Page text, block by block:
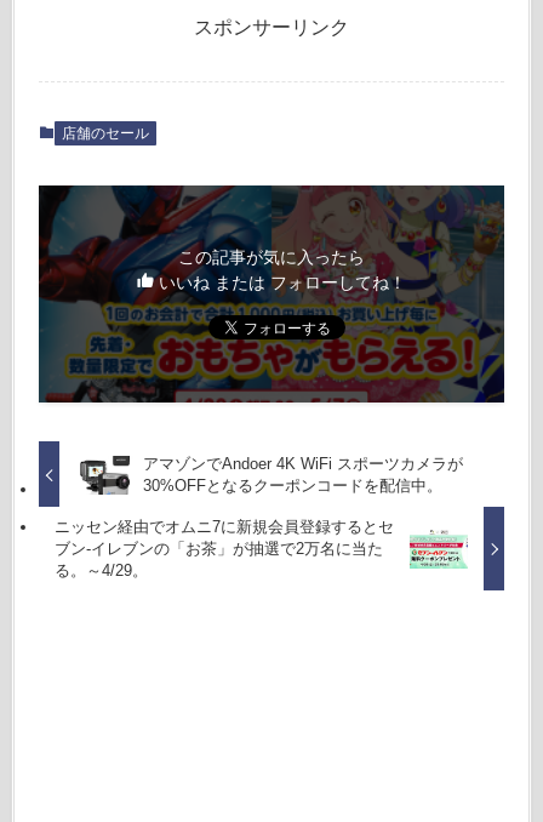
スポンサーリンク
店舗のセール
この記事が気に入ったら
いいね または フォローしてね！
アマゾンでAndoer 4K WiFi スポーツカメラが
30%OFFとなるクーポンコードを配信中。
ニッセン経由でオムニ7に新規会員登録するとセ
ブン‐イレブンの「お茶」が抽選で2万名に当た
る。～4/29。